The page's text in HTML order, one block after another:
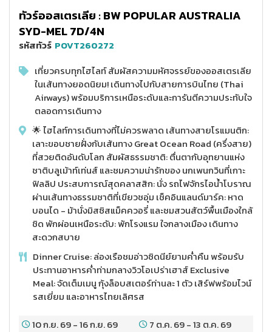
ทัวร์ออสเตรเลีย : BW POPULAR AUSTRALIA
SYD-MEL 7D/4N
รหัสทัวร์ POVT260272
เที่ยวครบทุกไฮไลท์ สัมผัสความมหัศจรรย์ของออสเตรเลีย
ในเส้นทางยอดนิยม! เดินทางไปกับสายการบินไทย (Thai
Airways) พร้อมบริการเหนือระดับและการันตีความประทับใจ
ตลอดการเดินทาง
🌟 ไฮไลท์การเดินทางที่ไม่ควรพลาด เส้นทางสายโรแมนติก:
เลาะขอบชายฝั่งกับเส้นทาง Great Ocean Road (ครึ่งสาย)
ที่สวยติดอันดับโลก สัมผัสธรรมชาติ: ตื่นตากับอุทยานแห่ง
ชาติบลูเม้าท์เท่นส์ และชมความน่ารักของ นกเพนกวินที่เกาะ
ฟิลลิป ประสบการณ์สุดคลาสสิก: นั่ง รถไฟจักรไอน้ำโบราณ
ผ่านเส้นทางธรรมชาติที่เขียวชอุ่ม เช็คอินแลนด์มาร์ค: หาด
บอนได - ม้านั่งมิสซิสแม็คควอรี่ และชมสวนสัตว์พื้นเมืองใกล้
ชิด พักผ่อนเหนือระดับ: พักโรงแรม ใจกลางเมือง เดินทาง
สะดวกสบาย
Dinner Cruise: ล่องเรือชมอ่าวซิดนีย์ยามค่ำคืน พร้อมรับ
ประทานอาหารค่ำท่ามกลางวิวโอเปร่าเฮาส์ Exclusive
Meal: จัดเต็มเมนู กุ้งล็อบสเตอร์ท่านละ 1 ตัว เสิร์ฟพร้อมไวน์
รสเยี่ยม และอาหารไทยเลิศรส
10 ก.ย. 69-16 ก.ย. 69 7 ต.ค. 69-13 ต.ค. 69